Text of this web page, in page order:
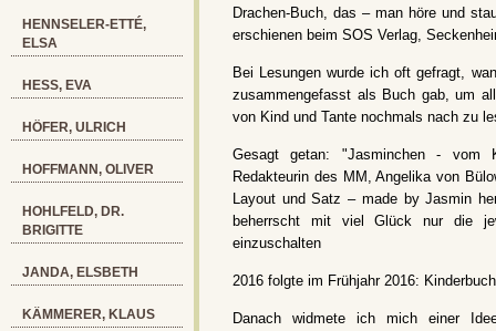
HENNSELER-ETTÉ,
ELSA
HESS, EVA
HÖFER, ULRICH
HOFFMANN, OLIVER
HOHLFELD, DR.
BRIGITTE
JANDA, ELSBETH
KÄMMERER, KLAUS
Drachen-Buch, das – man höre und
erschienen beim SOS Verlag,
Bei Lesungen wurde ich oft gefragt,
zusammengefasst als Buch gab, um
von Kind und Tante nochmals nach zu
Gesagt getan: "Jasminchen - vom
Redakteurin des MM, Angelika von
Layout und Satz – made by Jasmin
beherrscht mit viel Glück nur die
einzuschalten
2016 folgte im Frühjahr 2016:
Danach widmete ich mich einer